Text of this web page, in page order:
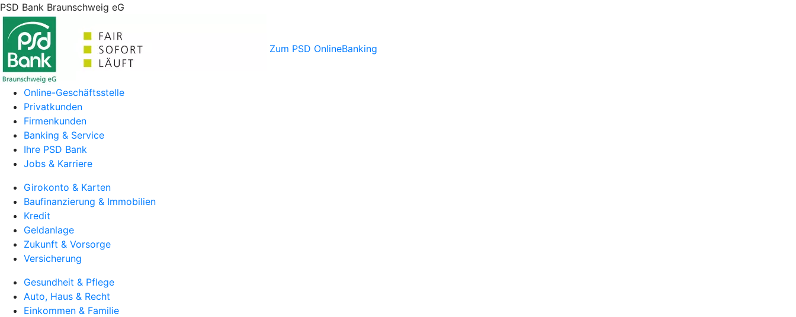
PSD Bank Braunschweig eG
Zum PSD OnlineBanking
Online-Geschäftsstelle
Privatkunden
Firmenkunden
Banking & Service
Ihre PSD Bank
Jobs & Karriere
Girokonto & Karten
Baufinanzierung & Immobilien
Kredit
Geldanlage
Zukunft & Vorsorge
Versicherung
Gesundheit & Pflege
Auto, Haus & Recht
Einkommen & Familie